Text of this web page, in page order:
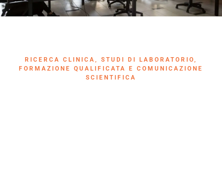
RICERCA CLINICA, STUDI DI LABORATORIO,
FORMAZIONE QUALIFICATA E COMUNICAZIONE
SCIENTIFICA